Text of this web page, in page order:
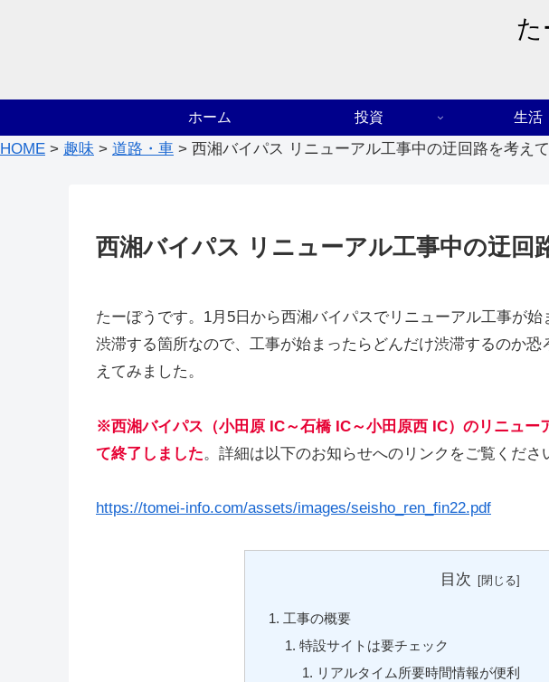
た
ホーム 投資 生活
HOME > 趣味 > 道路・車 > 西湘バイパス リニューアル工事中の迂回路を考えて
西湘バイパス リニューアル工事中の迂回
たーぼうです。1月5日から西湘バイパスでリニューアル工事が
渋滞する箇所なので、工事が始まったらどんだけ渋滞するのか
えてみました。
※西湘バイパス（小田原 IC～石橋 IC～小田原西 IC）のリニュ
て終了しました。詳細は以下のお知らせへのリンクをご覧くださ
https://tomei-info.com/assets/images/seisho_ren_fin22.pdf
目次
工事の概要
特設サイトは要チェック
リアルタイム所要時間情報が便利